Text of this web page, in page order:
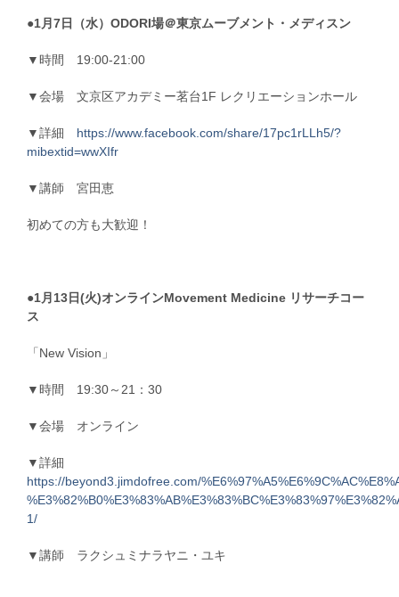
●1月7日（水）ODORI場＠東京ムーブメント・メディスン
▼時間 19:00-21:00
▼会場 文京区アカデミー茗台1F レクリエーションホール
▼詳細 https://www.facebook.com/share/17pc1rLLh5/?
mibextid=wwXIfr
▼講師 宮田恵
初めての方も大歓迎！
●1月13日(火)オンラインMovement Medicine リサーチコー
ス
「New Vision」
▼時間 19:30～21：30
▼会場 オンライン
▼詳細
https://beyond3.jimdofree.com/
1/
▼講師 ラクシュミナラヤニ・ユキ